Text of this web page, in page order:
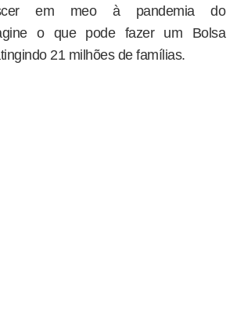
em meo à pandemia do
o que pode fazer um Bolsa
21 milhões de famílias.